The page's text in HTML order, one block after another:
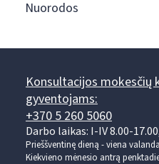
Nuorodos
Konsultacijos mokesčių
gyventojams:
+370 5 260 5060
Darbo laikas: I-IV 8.00-
Prieššventinę dieną - viena
Kiekvieno mėnesio antrą